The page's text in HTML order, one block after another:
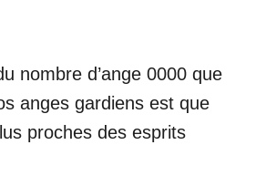
nombre d’ange 0000 que
anges gardiens est que
proches des esprits